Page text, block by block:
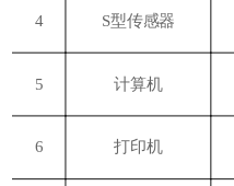
4 S型传感器
5 计算机
6 打印机